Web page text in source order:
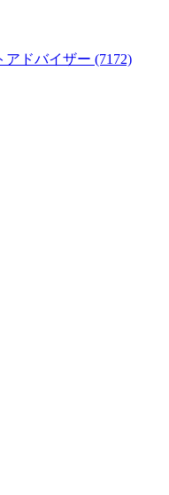
ドバイザー (7172)